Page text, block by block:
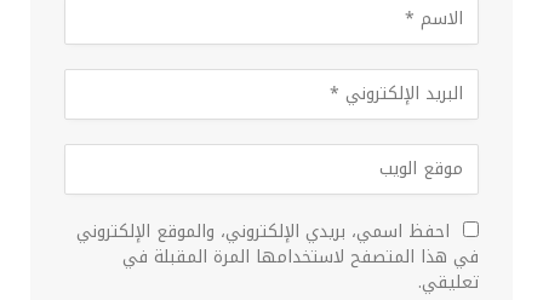
احفظ اسمي، بريدي الإلكتروني، والموقع الإلكتروني
في هذا المتصفح لاستخدامها المرة المقبلة في
تعليقي.